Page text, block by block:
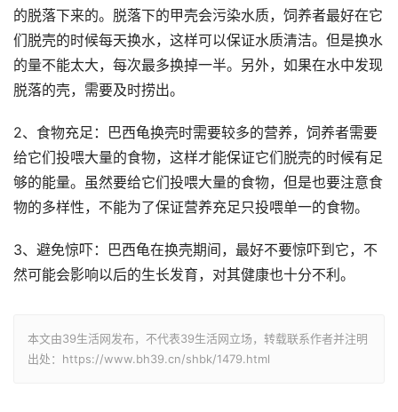
的脱落下来的。脱落下的甲壳会污染水质，饲养者最好在它
们脱壳的时候每天换水，这样可以保证水质清洁。但是换水
的量不能太大，每次最多换掉一半。另外，如果在水中发现
脱落的壳，需要及时捞出。
2、食物充足：巴西龟换壳时需要较多的营养，饲养者需要
给它们投喂大量的食物，这样才能保证它们脱壳的时候有足
够的能量。虽然要给它们投喂大量的食物，但是也要注意食
物的多样性，不能为了保证营养充足只投喂单一的食物。
3、避免惊吓：巴西龟在换壳期间，最好不要惊吓到它，不
然可能会影响以后的生长发育，对其健康也十分不利。
本文由39生活网发布，不代表39生活网立场，转载联系作者并注明
出处：https://www.bh39.cn/shbk/1479.html